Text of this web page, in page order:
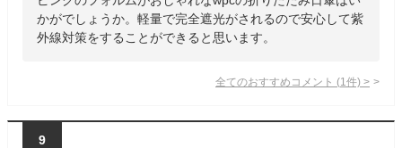
かがでしょうか。軽量で完全遮光がされるので安心して紫
外線対策をすることができると思います。
全てのおすすめコメント (1 件) >
9